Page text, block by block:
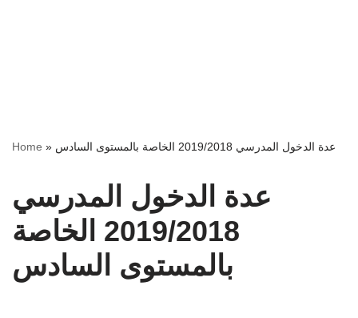
Home » عدة الدخول المدرسي 2019/2018 الخاصة بالمستوى السادس
عدة الدخول المدرسي
2019/2018 الخاصة
بالمستوى السادس